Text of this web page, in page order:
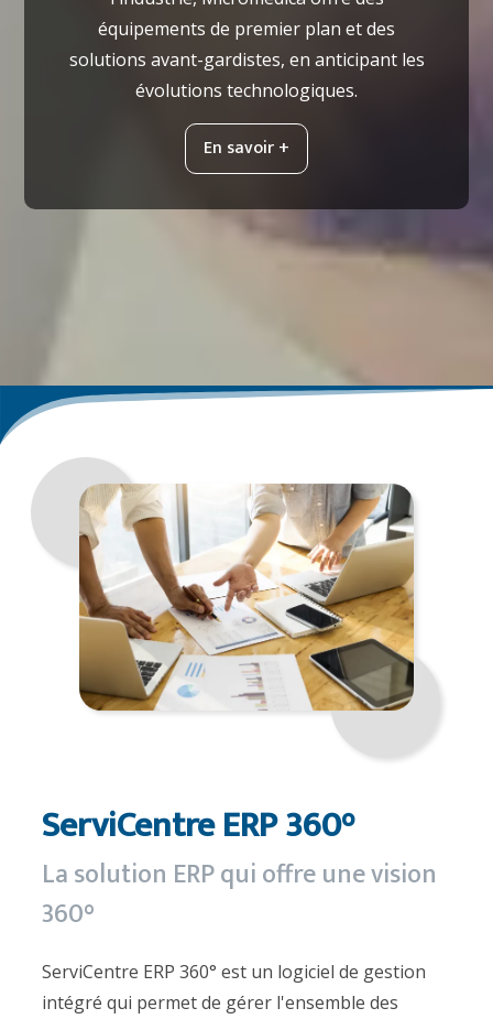
équipements de premier plan et des
solutions avant-gardistes, en anticipant les
évolutions technologiques.
En savoir +
ServiCentre ERP 360°
La solution ERP qui offre une vision
360°
ServiCentre ERP 360° est un logiciel de gestion
intégré qui permet de gérer l'ensemble des